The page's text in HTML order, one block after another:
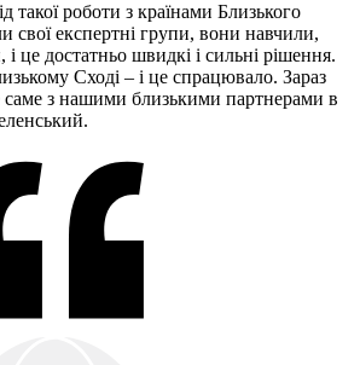
роботи з країнами Близького
свої експертні групи, вони навчили,
це достатньо швидкі і сильні рішення.
Сході – і це спрацювало. Зараз
саме з нашими близькими партнерами в